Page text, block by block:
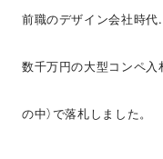
前職のデザイン会社時代
数千万円の大型コンペ入
の中）で落札しました。